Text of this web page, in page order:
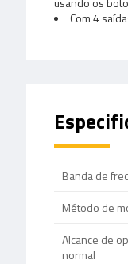
Com 4
Banda de
Método de
Alcance de
normal